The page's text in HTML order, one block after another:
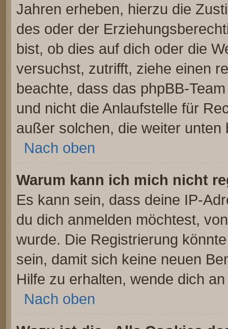
Jahren erheben, hierzu die
des oder der
bist, ob dies auf dich oder die
versuchst, zutrifft, ziehe einen
beachte, dass das phpBB-
und nicht die Anlaufstelle für
außer solchen, die weiter unten
Nach oben
Warum kann ich mich nicht
Es kann sein, dass deine IP-
du dich anmelden möchtest,
wurde. Die Registrierung
sein, damit sich keine neuen
Hilfe zu erhalten, wende dich
Nach oben